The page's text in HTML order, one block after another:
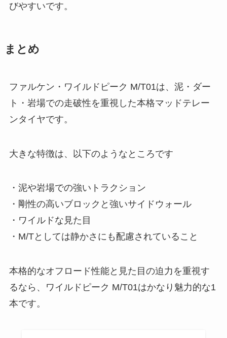
びやすいです。
まとめ
ファルケン・ワイルドピーク M/T01は、泥・ダー
ト・岩場での走破性を重視した本格マッドテレー
ンタイヤです。
大きな特徴は、以下のようなところです
・泥や岩場での強いトラクション
・剛性の高いブロックと強いサイドウォール
・ワイルドな見た目
・M/Tとしては静かさにも配慮されていること
本格的なオフロード性能と見た目の迫力を重視す
るなら、ワイルドピーク M/T01はかなり魅力的な1
本です。